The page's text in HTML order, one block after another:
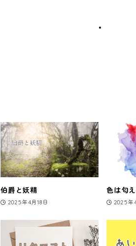
伯爵と妖精
2025年4月18日
色は匂え
2025年